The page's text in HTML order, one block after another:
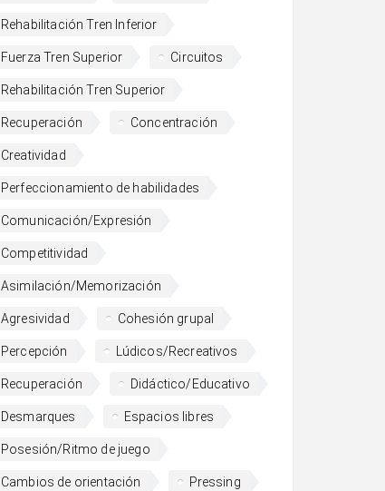
Rehabilitación Tren Inferior
Fuerza Tren Superior Circuitos
Rehabilitación Tren Superior
Recuperación Concentración
Creatividad
Perfeccionamiento de habilidades
Comunicación/Expresión
Competitividad
Asimilación/Memorización
Agresividad Cohesión grupal
Percepción Lúdicos/Recreativos
Recuperación Didáctico/Educativo
Desmarques Espacios libres
Posesión/Ritmo de juego
Cambios de orientación Pressing